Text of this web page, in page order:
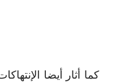
كما أثار أيضا